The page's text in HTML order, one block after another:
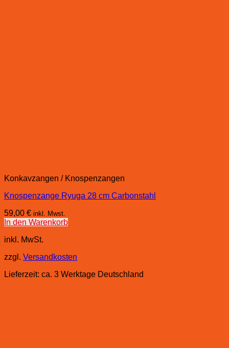
Konkavzangen / Knospenzangen
Knospenzange Ryuga 28 cm Carbonstahl
59,00 € inkl. Mwst.
In den Warenkorb
inkl. MwSt.
zzgl. Versandkosten
Lieferzeit: ca. 3 Werktage Deutschland